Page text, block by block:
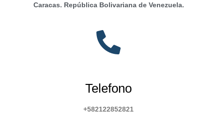
Caracas. República Bolivariana de Venezuela.
Telefono
+582122852821